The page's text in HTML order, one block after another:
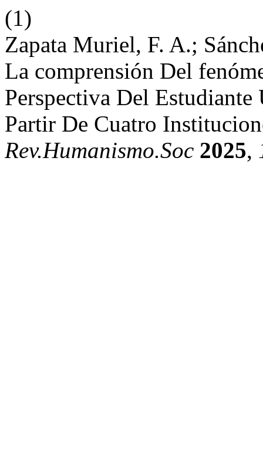
(1)
Zapata Muriel, F. A.;
La comprensión Del
Perspectiva Del
Partir De Cuatro
Rev.Humanismo.Soc 2025,